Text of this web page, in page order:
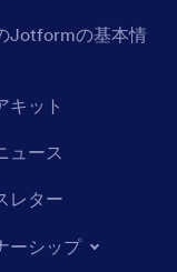
Jotformの基本情
キット
ュース
レター
ーシップ